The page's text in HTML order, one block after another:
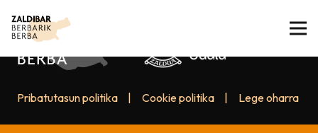
Pribatutasun politika Cookie politika Lege oharra